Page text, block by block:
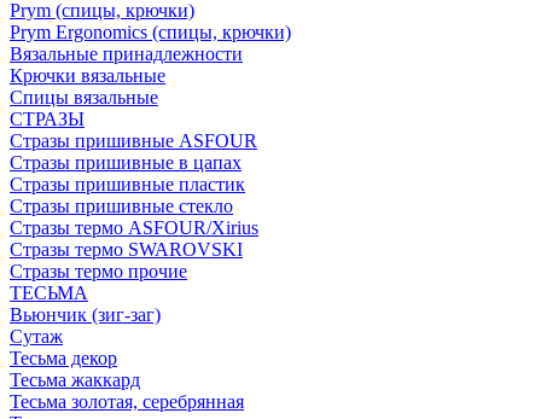
Prym (спицы, крючки)
Prym Ergonomics (спицы, крючки)
Вязальные принадлежности
Крючки вязальные
Спицы вязальные
СТРАЗЫ
Стразы пришивные ASFOUR
Стразы пришивные в цапах
Стразы пришивные пластик
Стразы пришивные стекло
Стразы термо ASFOUR/Xirius
Стразы термо SWAROVSKI
Стразы термо прочие
ТЕСЬМА
Вьюнчик (зиг-заг)
Сутаж
Тесьма декор
Тесьма жаккард
Тесьма золотая, серебрянная